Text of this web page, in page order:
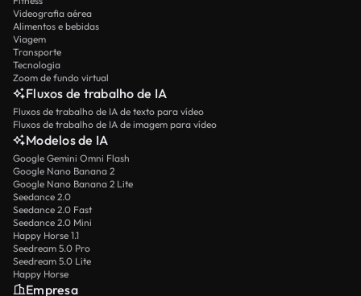
Videografia aérea
Alimentos e bebidas
Viagem
Transporte
Tecnologia
Zoom de fundo virtual
Fluxos de trabalho de IA
Fluxos de trabalho de IA de texto para vídeo
Fluxos de trabalho de IA de imagem para vídeo
Modelos de IA
Google Gemini Omni Flash
Google Nano Banana 2
Google Nano Banana 2 Lite
Seedance 2.0
Seedance 2.0 Fast
Seedance 2.0 Mini
Happy Horse 1.1
Seedream 5.0 Pro
Seedream 5.0 Lite
Happy Horse
Empresa